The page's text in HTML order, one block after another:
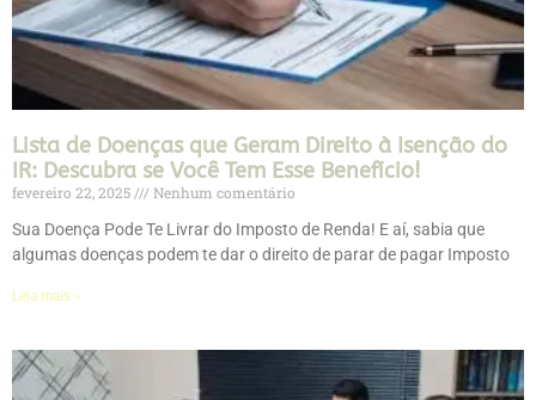
Lista de Doenças que Geram Direito à Isenção do
IR: Descubra se Você Tem Esse Benefício!
fevereiro 22, 2025
Nenhum comentário
Sua Doença Pode Te Livrar do Imposto de Renda! E aí, sabia que
algumas doenças podem te dar o direito de parar de pagar Imposto
Leia mais »